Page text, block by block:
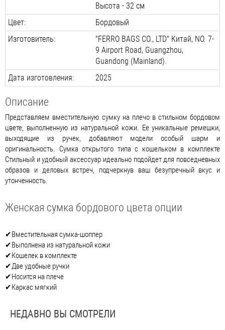
Высота - 32 см
Цвет:
Бордовый
Изготовитель:
"FERRO BAGS CO., LTD" Китай, NO. 7-
9 Airport Road, Guangzhou,
Guandong (Mainland).
Дата изготовления:
2025
Описание
Представляем вместительную сумку на плечо в стильном бордовом
цвете, выполненную из натуральной кожи. Ее уникальные ремешки,
выходящие из ручек, добавляют модели особый шарм и
оригинальность. Сумка открытого типа с кошельком в комплекте
Стильный и удобный аксессуар идеально подойдет для повседневных
образов и деловых встреч, подчеркнув ваш безупречный вкус и
утонченность.
Женская сумка бордового цвета опции
✔Вместительная сумка-шоппер
✔Выполнена из натуральной кожи
✔Кошелек в комплекте
✔Две удобные ручки
✔Носится на плече
✔Каркас мягкий
НЕДАВНО ВЫ СМОТРЕЛИ